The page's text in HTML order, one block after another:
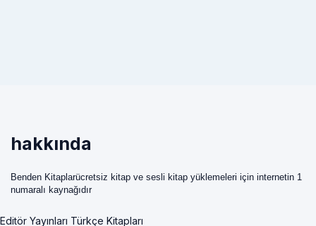
hakkında
Benden Kitaplarücretsiz kitap ve sesli kitap yüklemeleri için internetin 1
numaralı kaynağıdır
Editör Yayınları Türkçe Kitapları